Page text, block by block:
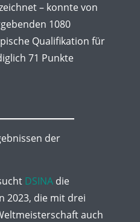
– konnte von
1080
Qualifikation für
71 Punkte
der
DSINA die
2023, die mit drei
auch